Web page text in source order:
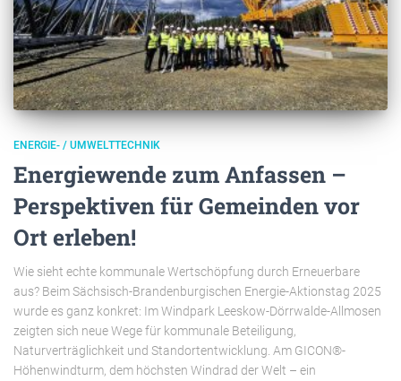
ENERGIE- / UMWELTTECHNIK
Energiewende zum Anfassen –
Perspektiven für Gemeinden vor
Ort erleben!
Wie sieht echte kommunale Wertschöpfung durch Erneuerbare
aus? Beim Sächsisch-Brandenburgischen Energie-Aktionstag 2025
wurde es ganz konkret: Im Windpark Leeskow-Dörrwalde-Allmosen
zeigten sich neue Wege für kommunale Beteiligung,
Naturverträglichkeit und Standortentwicklung. Am GICON®-
Höhenwindturm, dem höchsten Windrad der Welt – ein